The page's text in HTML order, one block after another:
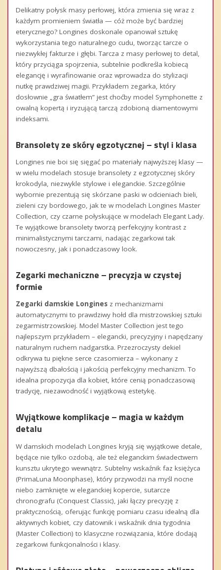
Delikatny połysk masy perłowej, która zmienia się wraz z
każdym promieniem światła — cóż może być bardziej
eterycznego? Longines doskonale opanował sztukę
wykorzystania tego naturalnego cudu, tworząc tarcze o
niezwykłej fakturze i głębi. Tarcza z masy perłowej to detal,
który przyciąga spojrzenia, subtelnie podkreśla kobiecą
elegancję i wyrafinowanie oraz wprowadza do stylizacji
nutkę prawdziwej magii. Przykładem zegarka, który
dosłownie „gra światłem” jest choćby model Symphonette z
owalną kopertą i iryzującą tarczą zdobioną diamentowymi
indeksami.
Bransolety ze skóry egzotycznej – styl i klasa
Longines nie boi się sięgać po materiały najwyższej klasy —
w wielu modelach stosuje bransolety z egzotycznej skóry
krokodyla, niezwykle stylowe i eleganckie. Szczególnie
wybornie prezentują się skórzane paski w odcieniach bieli,
zieleni czy bordowego, jak te w modelach Longines Master
Collection, czy czarne połyskujące w modelach Elegant Lady.
Te wyjątkowe bransolety tworzą perfekcyjny kontrast z
minimalistycznymi tarczami, nadając zegarkowi tak
nowoczesny, jak i ponadczasowy look.
Zegarki mechaniczne – precyzja w czystej
formie
Zegarki damskie Longines z mechanizmami
automatycznymi to prawdziwy hołd dla mistrzowskiej sztuki
zegarmistrzowskiej. Model Master Collection jest tego
najlepszym przykładem – elegancki, precyzyjny i napędzany
naturalnym ruchem nadgarstka. Przezroczysty dekiel
odkrywa tu piękne serce czasomierza – wykonany z
najwyższą dbałością i jakością perfekcyjny mechanizm. To
idealna propozycja dla kobiet, które cenią ponadczasową
tradycję, niezawodność i wyjątkową estetykę.
Wyjątkowe komplikacje – magia w każdym
detalu
W damskich modelach Longines kryją się wyjątkowe detale,
będące nie tylko ozdobą, ale też eleganckim świadectwem
kunsztu ukrytego wewnątrz. Subtelny wskaźnik faz księżyca
(PrimaLuna Moonphase), który przywodzi na myśl nocne
niebo zamknięte w eleganckiej kopercie, sutarcze
chronografu (Conquest Classic), jaki łączy precyzję z
praktycznością, oferując funkcję pomiaru czasu idealną dla
aktywnych kobiet, czy datownik i wskaźnik dnia tygodnia
(Master Collection) to klasyczne rozwiązania, które dodają
zegarkowi funkcjonalności i klasy.